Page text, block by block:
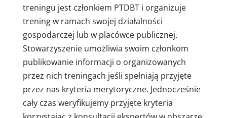
treningu jest członkiem PTDBT i organizuje
trening w ramach swojej działalności
gospodarczej lub w placówce publicznej.
Stowarzyszenie umożliwia swoim członkom
publikowanie informacji o organizowanych
przez nich treningach jeśli spełniają przyjęte
przez nas kryteria merytoryczne. Jednocześnie
cały czas weryfikujemy przyjęte kryteria